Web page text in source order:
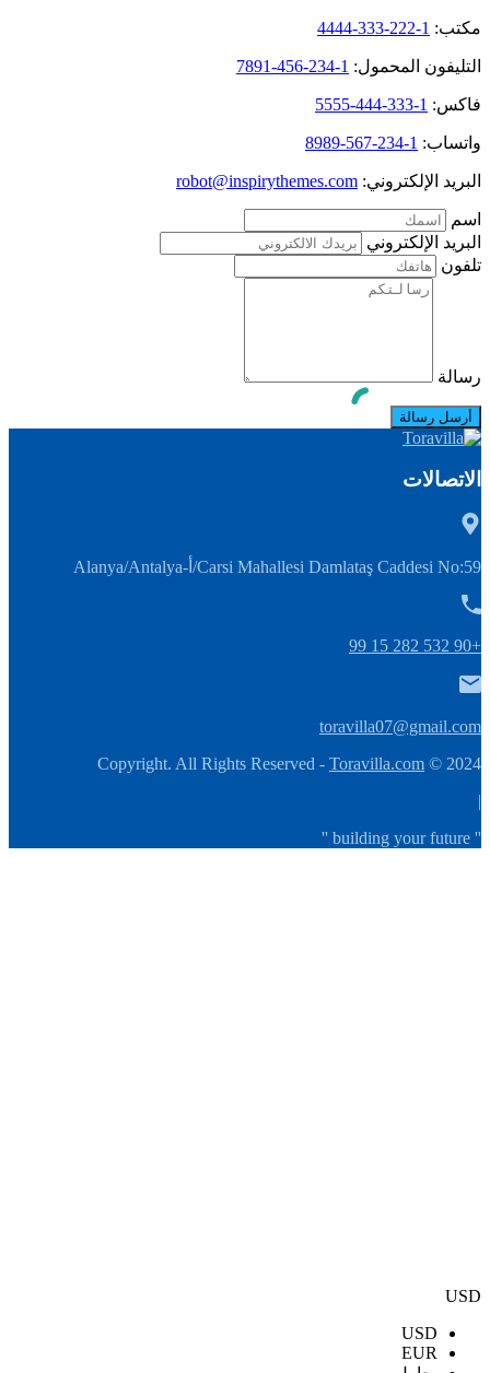
مكتب: 1-222-333-4444
التليفون المحمول: 1-234-456-7891
فاكس: 1-333-444-5555
واتساب: 1-234-567-8989
البريد الإلكتروني: robot@inspirythemes.com
اسم
البريد الإلكتروني
تلفون
رسالة
الاتصالات
Carsi Mahallesi Damlataş Caddesi No:59/أ-Alanya/Antalya
+90 532 282 15 99
toravilla07@gmail.com
2024 © Copyright. All Rights Reserved -
Toravilla.com
|
'' building your future ''
USD
USD
EUR